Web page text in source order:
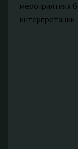
мероприятиях
интерпретации.